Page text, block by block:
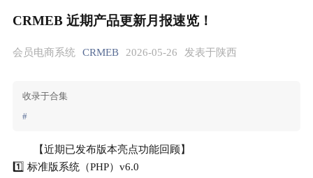
CRMEB 近期产品更新月报速览！
会员电商系统 CRMEB 2026-05-26 发表于陕西
收录于合集
#
【近期已发布版本亮点功能回顾】
1️⃣ 标准版系统（PHP）v6.0